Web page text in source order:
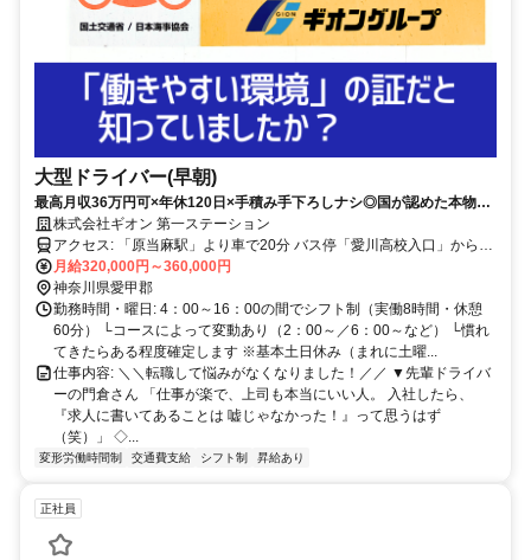
大型ドライバー(早朝)
最高月収36万円可×年休120日×手積み手下ろしナシ◎国が認めた本物の
働きやすさ！
株式会社ギオン 第一ステーション
アクセス: 「原当麻駅」より車で20分 バス停「愛川高校入口」から徒
歩2分
月給320,000円～360,000円
神奈川県愛甲郡
勤務時間・曜日: 4：00～16：00の間でシフト制（実働8時間・休憩
60分） └コースによって変動あり（2：00～／6：00～など） └慣れ
てきたらある程度確定します ※基本土日休み（まれに土曜...
仕事内容: ＼＼転職して悩みがなくなりました！／／ ▼先輩ドライバ
ーの門倉さん 「仕事が楽で、上司も本当にいい人。 入社したら、
『求人に書いてあることは 嘘じゃなかった！』って思うはず
（笑）」 ◇...
変形労働時間制 交通費支給 シフト制 昇給あり
正社員